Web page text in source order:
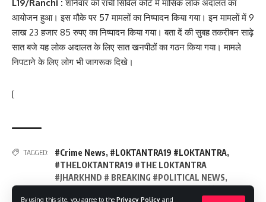
By using this site, you agree to the Privacy Policy and
L19/Ranchi :शनिवार को रांची सिविल कोर्ट मे मासिक लोक अदालत का
आयोजन हुआ। इस मौके पर 57 मामलों का निष्पादन किया गया। इन मामलों में 9
लाख 23 हजार 85 रुपए का निष्पादन किया गया। बता दें की सुबह तकरीबन साढ़े
सात बजे यह लोक अदालत के लिए सात खनपीठों का गठन किया गया। मामले
निपटाने के लिए लोग भी जागरूक दिखे।
[
TAGGED: #Crime News, #LOKTANTRA19 #LOKTANTRA,
#THELOKTANTRA19 #THE LOKTANTRA
#JHARKHND # BREAKING #POLITICAL NEWS,